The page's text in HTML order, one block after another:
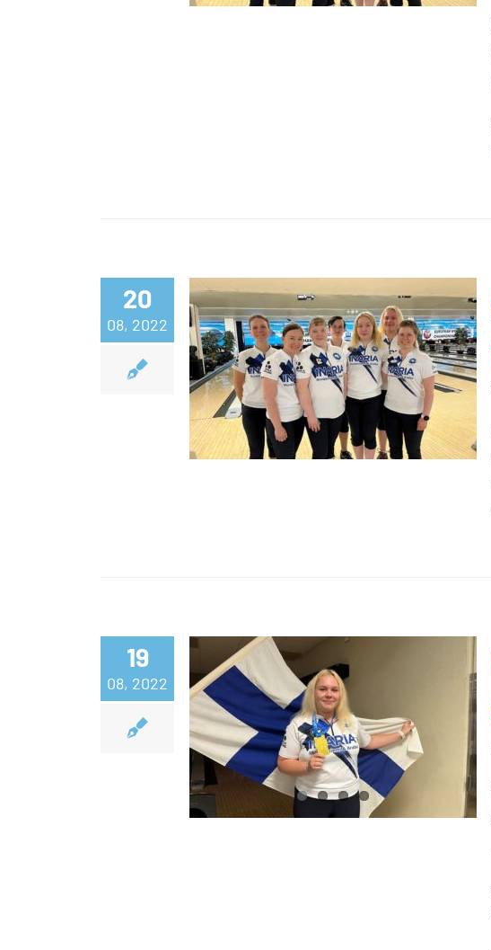
Hermansson vei kullan
20
08, 2022
Aalborgissa viimeinen
kisapäivä- mastersin
finaalit päättävät EM-
kilpailut
19
08, 2022
Peppi Konsteri sai
kultamitalinsa –
joukkuekulta Saksalle